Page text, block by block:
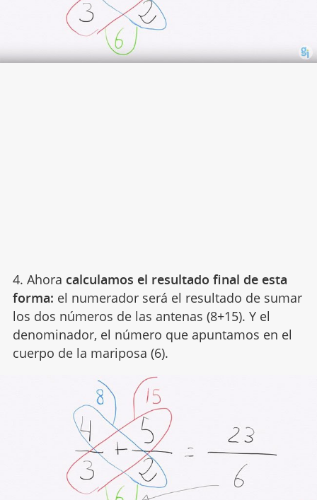
4. Ahora calculamos el resultado final de esta
forma: el numerador será el resultado de sumar
los dos números de las antenas (8+15). Y el
denominador, el número que apuntamos en el
cuerpo de la mariposa (6).